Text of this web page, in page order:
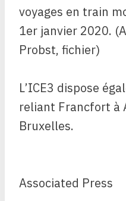
L’ICE3 dispose
reliant Francfort à
Bruxelles.
Associated Press